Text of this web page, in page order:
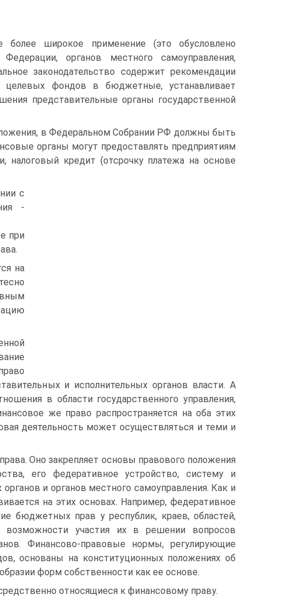
широкое применение (это обусловлено
органов местного самоуправления,
законодательство содержит рекомендации
фондов в бюджетные, устанавливает
представительные органы государственной
в Федеральном Собрании РФ должны быть
органы могут предоставлять предприятиям
налоговый кредит (отсрочку платежа на основе
с
-
при
на
и исполнительных органов власти. А
в области государственного управления,
же право распространяется на оба этих
деятельность может осуществляться и теми и
Оно закрепляет основы правового положения
его федеративное устройство, систему и
и органов местного самоуправления. Как и
на этих основах. Например, федеративное
бюджетных прав у республик, краев, областей,
возможности участия их в решении вопросов
Финансово-правовые нормы, регулирующие
основаны на конституционных положениях об
форм собственности как ее основе.
относящиеся к финансовому праву.